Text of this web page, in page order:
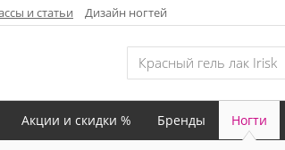
и статьи Дизайн ногтей
Акции и скидки % Бренды Ногти